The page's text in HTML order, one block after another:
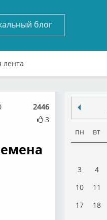
блог
лента
2446
3
пн вт
3
4
10
11
17
18